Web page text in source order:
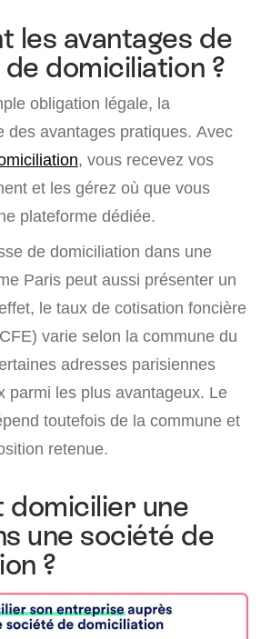
les avantages de
domiciliation ?
obligation légale, la
des avantages pratiques. Avec
, vous recevez vos
et les gérez où que vous
plateforme dédiée.
de domiciliation dans une
Paris peut aussi présenter un
le taux de cotisation foncière
varie selon la commune du
adresses parisiennes
parmi les plus avantageux. Le
toutefois de la commune et
retenue.
domicilier une
une société de
?